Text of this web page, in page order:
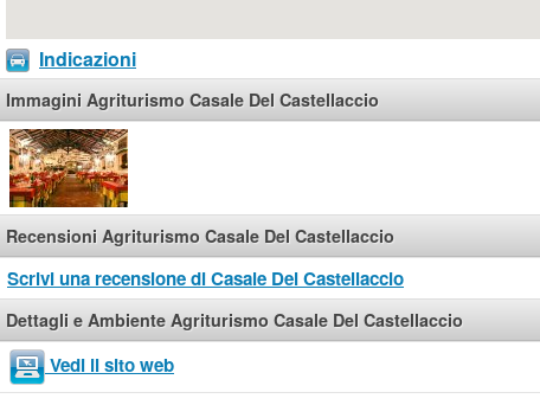
Indicazioni
Immagini Agriturismo Casale Del Castellaccio
Recensioni Agriturismo Casale Del Castellaccio
Scrivi una recensione di Casale Del Castellaccio
Dettagli e Ambiente Agriturismo Casale Del Castellaccio
Vedi il sito web